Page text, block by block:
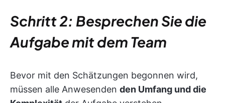
Schritt 2: Besprechen Sie die
Aufgabe mit dem Team
Bevor mit den Schätzungen begonnen wird,
müssen alle Anwesenden den Umfang und die